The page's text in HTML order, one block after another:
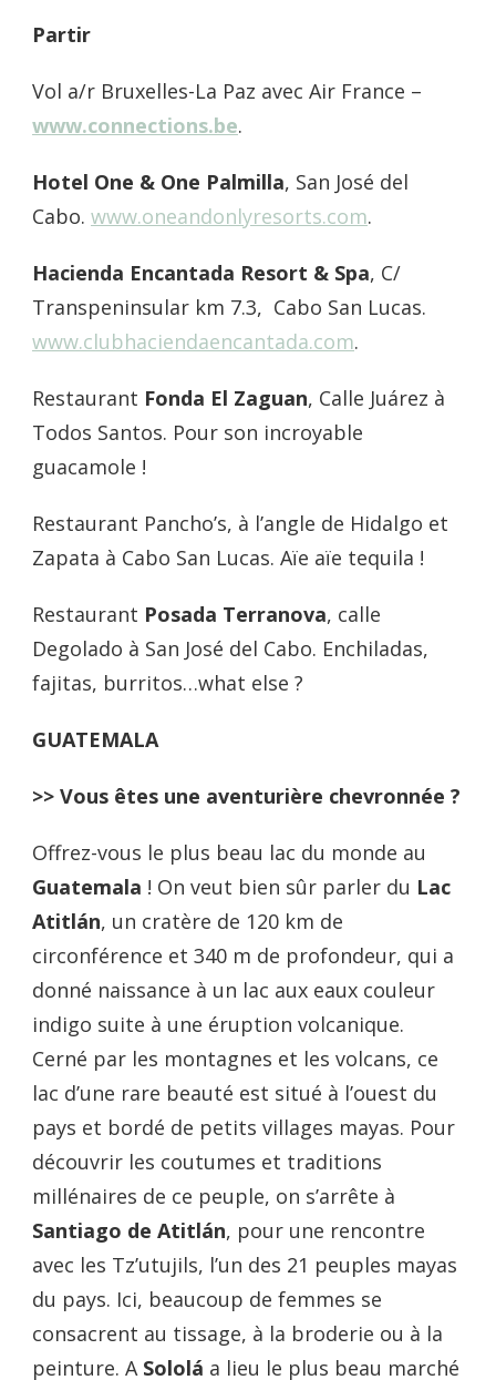
Partir
Vol a/r Bruxelles-La Paz avec Air France –
www.connections.be.
Hotel One & One Palmilla, San José del
Cabo. www.oneandonlyresorts.com.
Hacienda Encantada Resort & Spa, C/
Transpeninsular km 7.3, Cabo San Lucas.
www.clubhaciendaencantada.com.
Restaurant Fonda El Zaguan, Calle Juárez à
Todos Santos. Pour son incroyable
guacamole !
Restaurant Pancho’s, à l’angle de Hidalgo et
Zapata à Cabo San Lucas. Aïe aïe tequila !
Restaurant Posada Terranova, calle
Degolado à San José del Cabo. Enchiladas,
fajitas, burritos…what else ?
GUATEMALA
>> Vous êtes une aventurière chevronnée ?
Offrez-vous le plus beau lac du monde au
Guatemala ! On veut bien sûr parler du Lac
Atitlán, un cratère de 120 km de
circonférence et 340 m de profondeur, qui a
donné naissance à un lac aux eaux couleur
indigo suite à une éruption volcanique.
Cerné par les montagnes et les volcans, ce
lac d’une rare beauté est situé à l’ouest du
pays et bordé de petits villages mayas. Pour
découvrir les coutumes et traditions
millénaires de ce peuple, on s’arrête à
Santiago de Atitlán, pour une rencontre
avec les Tz’utujils, l’un des 21 peuples mayas
du pays. Ici, beaucoup de femmes se
consacrent au tissage, à la broderie ou à la
peinture. A Sololá a lieu le plus beau marché